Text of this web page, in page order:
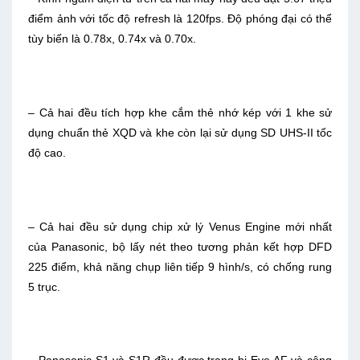
điểm ảnh với tốc độ refresh là 120fps. Độ phóng đại có thể
tùy biến là 0.78x, 0.74x và 0.70x.
– Cả hai đều tích hợp khe cắm thẻ nhớ kép với 1 khe sử
dụng chuẩn thẻ XQD và khe còn lại sử dụng SD UHS-II tốc
độ cao.
– Cả hai đều sử dụng chip xử lý Venus Engine mới nhất
của Panasonic, bộ lấy nét theo tương phản kết hợp DFD
225 điểm, khả năng chụp liên tiếp 9 hình/s, có chống rung
5 trục.